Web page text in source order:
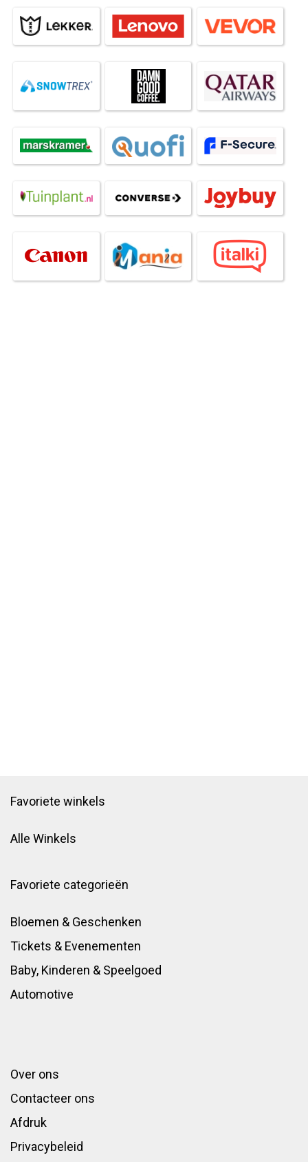
Favoriete winkels
Alle Winkels
Favoriete categorieën
Bloemen & Geschenken
Tickets & Evenementen
Baby, Kinderen & Speelgoed
Automotive
Over ons
Contacteer ons
Afdruk
Privacybeleid